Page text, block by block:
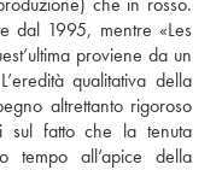
dal 1995, mentre «Les
proviene da un
qualitativa della
altrettanto rigoroso
sul fatto che la tenuta
tempo all’apice della